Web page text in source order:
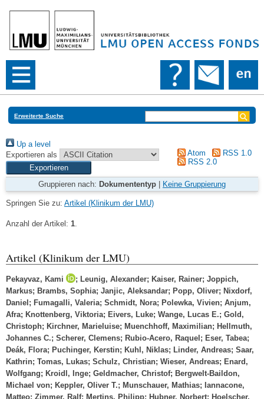
Erweiterte Suche
Up a level
Exportieren als
Atom
RSS 1.0
RSS 2.0
Gruppieren nach: Dokumententyp Keine Gruppierung
Springen Sie zu: Artikel (Klinikum der LMU)
Anzahl der Artikel: 1.
Artikel (Klinikum der LMU)
Pekayvaz, Kami ; Leunig, Alexander; Kaiser, Rainer; Joppich,
Markus; Brambs, Sophia; Janjic, Aleksandar; Popp, Oliver; Nixdorf,
Daniel ; Fumagalli, Valeria; Schmidt, Nora; Polewka, Vivien; Anjum,
Afra; Knottenberg, Viktoria; Eivers, Luke; Wange, Lucas E.; Gold,
Christoph; Kirchner, Marieluise; Muenchhoff, Maximilian; Hellmuth,
Johannes C.; Scherer, Clemens; Rubio-Acero, Raquel ; Eser, Tabea;
Deák, Flora; Puchinger, Kerstin; Kuhl, Niklas; Linder, Andreas; Saar,
Kathrin; Tomas, Lukas; Schulz, Christian; Wieser, Andreas; Enard,
Wolfgang; Kroidl, Inge; Geldmacher, Christof; Bergwelt-Baildon,
Michael von; Keppler, Oliver T.; Munschauer, Mathias; Iannacone,
Matteo; Zimmer, Ralf; Mertins, Philipp; Hubner, Norbert; Hoelscher,